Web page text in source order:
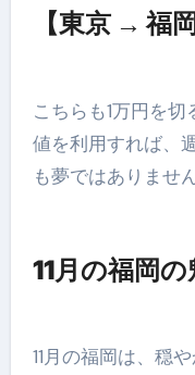
【東京 → 福
こちらも1万円を切
値を利用すれば、
も夢ではありません
11月の福岡
11月の福岡は、穏